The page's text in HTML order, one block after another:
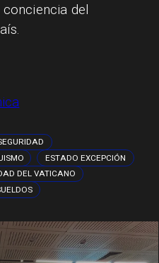
del
ESTADO EXCEPCIÓN
DEL VATICANO